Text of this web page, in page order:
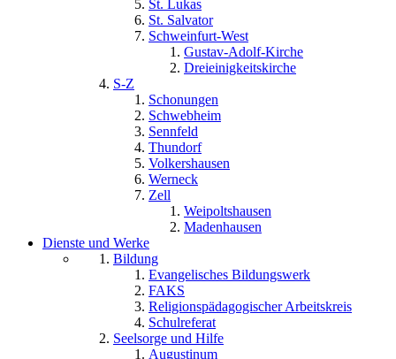
St. Lukas
St. Salvator
Schweinfurt-West
Gustav-Adolf-Kirche
Dreieinigkeitskirche
S-Z
Schonungen
Schwebheim
Sennfeld
Thundorf
Volkershausen
Werneck
Zell
Weipoltshausen
Madenhausen
Dienste und Werke
Bildung
Evangelisches Bildungswerk
FAKS
Religionspädagogischer Arbeitskreis
Schulreferat
Seelsorge und Hilfe
Augustinum